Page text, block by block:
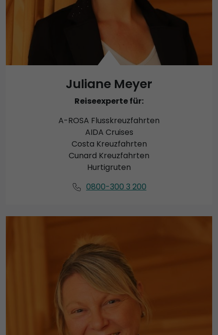
Juliane Meyer
Reiseexperte für:
A-ROSA Flusskreuzfahrten
AIDA Cruises
Costa Kreuzfahrten
Cunard Kreuzfahrten
Hurtigruten
0800-300 3 200